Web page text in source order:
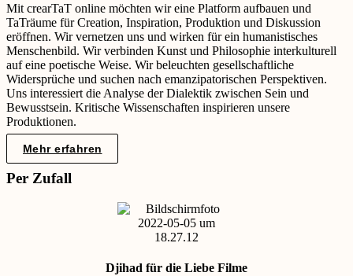
Mit crearTaT online möchten wir eine Platform aufbauen und
TaTräume für Creation, Inspiration, Produktion und Diskussion
eröffnen. Wir vernetzen uns und wirken für ein humanistisches
Menschenbild. Wir verbinden Kunst und Philosophie interkulturell
auf eine poetische Weise. Wir beleuchten gesellschaftliche
Widersprüche und suchen nach emanzipatorischen Perspektiven.
Uns interessiert die Analyse der Dialektik zwischen Sein und
Bewusstsein. Kritische Wissenschaften inspirieren unsere
Produktionen.
Mehr erfahren
Per Zufall
Djihad für die Liebe Filme